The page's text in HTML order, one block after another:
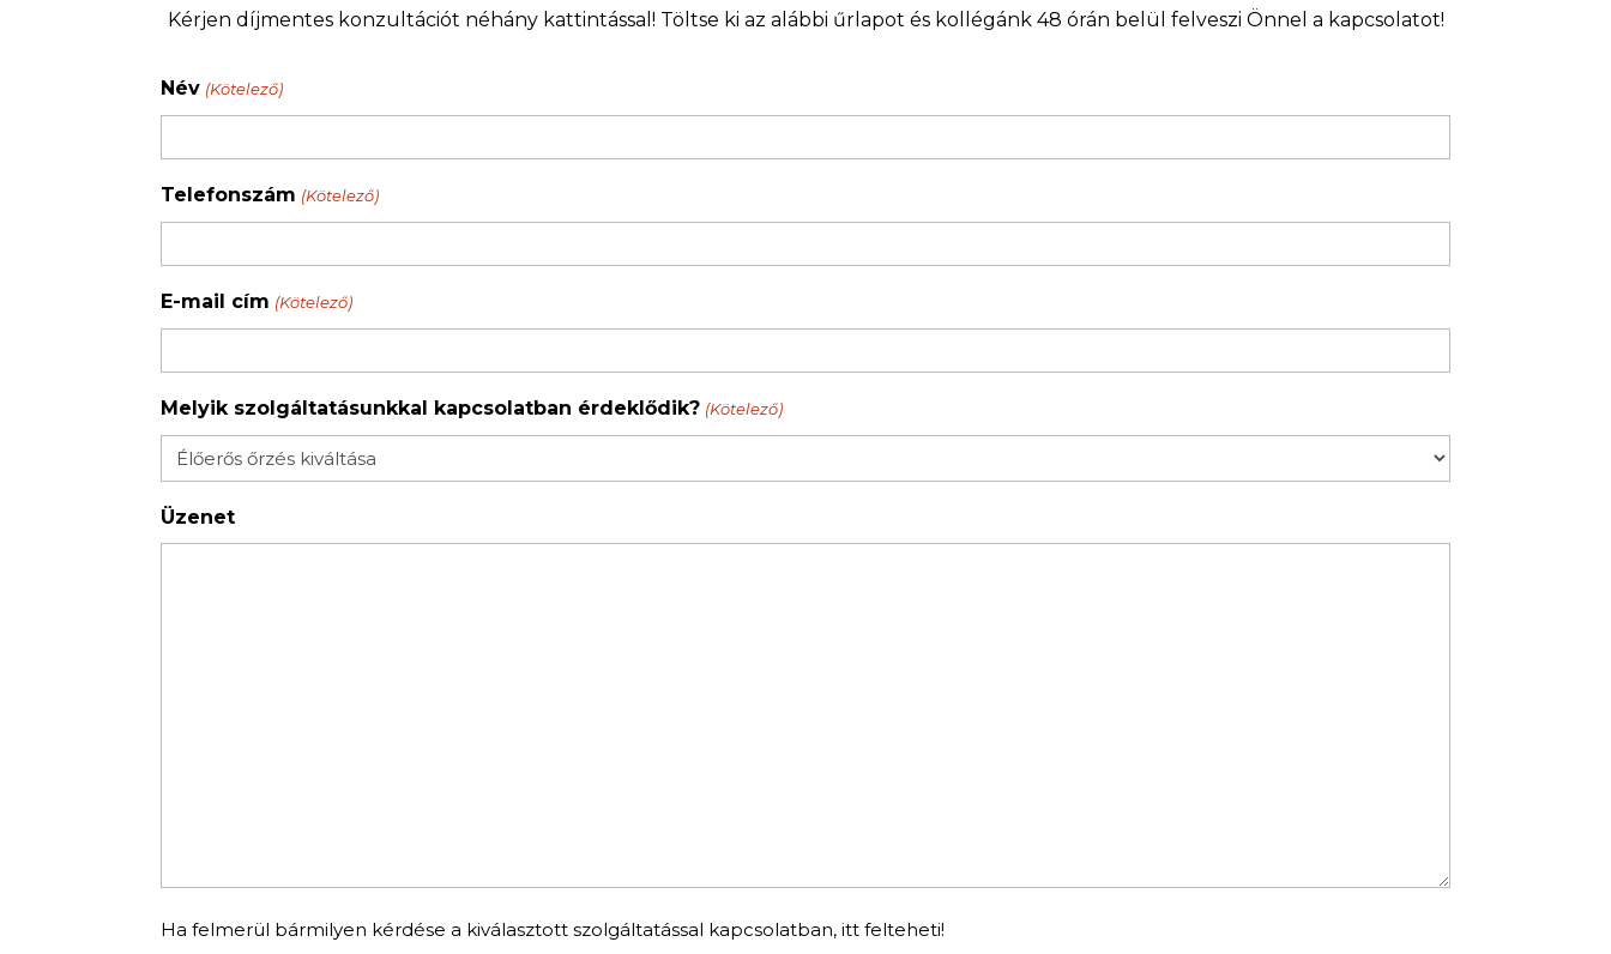
Kérjen díjmentes konzultációt néhány kattintással! Töltse ki az alábbi űrlapot és kollégánk 48 órán belül felveszi Önnel a kapcsolatot!
Név (Kötelező)
Telefonszám (Kötelező)
E-mail cím (Kötelező)
Melyik szolgáltatásunkkal kapcsolatban érdeklődik? (Kötelező)
Üzenet
Ha felmerül bármilyen kérdése a kiválasztott szolgáltatással kapcsolatban, itt felteheti!